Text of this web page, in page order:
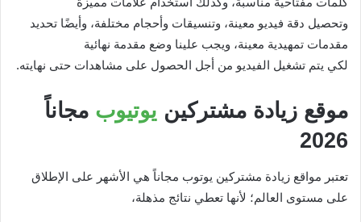
وتحصيل دقة فيديو معينة، وتنسيقات وأحجام مختلفة، وأيضًا تحديد
مقدمات تمهيدية معينة، ويجب علينا وضع مقدمة نهائية
لكي يتم تشغيل الفيديو من أجل الحصول على مشاهدات حتى نهايته.
موقع زيادة مشتركين يوتيوب مجاناً
2026
تعتبر مواقع زيادة مشتركين يوتوب مجاناً هي الأشهر على الإطلاق
على مستوى العالم؛ لأنها تعطي نتائج مذهلة،